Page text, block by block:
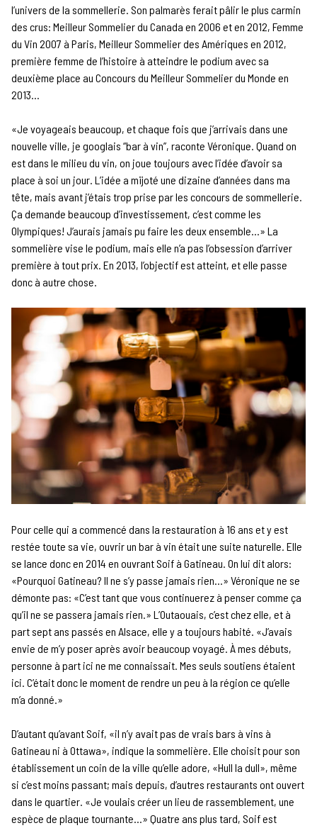
l’univers de la sommellerie. Son palmarès ferait pâlir le plus carmin
des crus: Meilleur Sommelier du Canada en 2006 et en 2012, Femme
du Vin 2007 à Paris, Meilleur Sommelier des Amériques en 2012,
première femme de l’histoire à atteindre le podium avec sa
deuxième place au Concours du Meilleur Sommelier du Monde en
2013…
«Je voyageais beaucoup, et chaque fois que j’arrivais dans une
nouvelle ville, je googlais “bar à vin”, raconte Véronique. Quand on
est dans le milieu du vin, on joue toujours avec l’idée d’avoir sa
place à soi un jour. L’idée a mijoté une dizaine d’années dans ma
tête, mais avant j’étais trop prise par les concours de sommellerie.
Ça demande beaucoup d’investissement, c’est comme les
Olympiques! J’aurais jamais pu faire les deux ensemble…» La
sommelière vise le podium, mais elle n’a pas l’obsession d’arriver
première à tout prix. En 2013, l’objectif est atteint, et elle passe
donc à autre chose.
Pour celle qui a commencé dans la restauration à 16 ans et y est
restée toute sa vie, ouvrir un bar à vin était une suite naturelle. Elle
se lance donc en 2014 en ouvrant Soif à Gatineau. On lui dit alors:
«Pourquoi Gatineau? Il ne s’y passe jamais rien…» Véronique ne se
démonte pas: «C’est tant que vous continuerez à penser comme ça
qu’il ne se passera jamais rien.» L’Outaouais, c’est chez elle, et à
part sept ans passés en Alsace, elle y a toujours habité. «J’avais
envie de m’y poser après avoir beaucoup voyagé. À mes débuts,
personne à part ici ne me connaissait. Mes seuls soutiens étaient
ici. C’était donc le moment de rendre un peu à la région ce qu’elle
m’a donné.»
D’autant qu’avant Soif, «il n’y avait pas de vrais bars à vins à
Gatineau ni à Ottawa», indique la sommelière. Elle choisit pour son
établissement un coin de la ville qu’elle adore, «Hull la dull», même
si c’est moins passant; mais depuis, d’autres restaurants ont ouvert
dans le quartier. «Je voulais créer un lieu de rassemblement, une
espèce de plaque tournante…» Quatre ans plus tard, Soif est